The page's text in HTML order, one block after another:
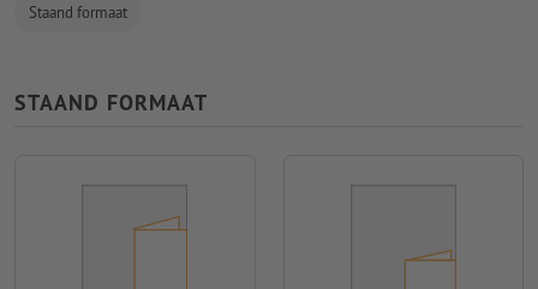
Staand formaat
STAAND FORMAAT